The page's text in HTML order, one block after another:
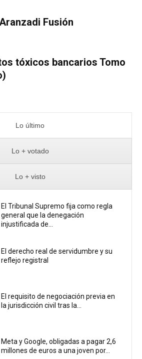
Fusión
tóxicos bancarios Tomo
Lo último
Lo + votado
Lo + visto
El Tribunal Supremo fija como regla
general que la denegación
injustificada de...
El derecho real de servidumbre y su
reflejo registral
El requisito de negociación previa en
la jurisdicción civil tras la...
Meta y Google, obligadas a pagar 2,6
millones de euros a una joven por...